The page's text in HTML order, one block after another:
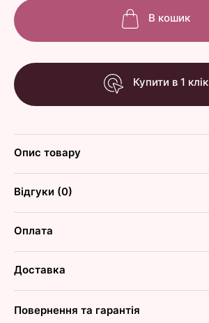
В кошик
Купити в 1 клік
Опис товару
Відгуки (0)
Оплата
Доставка
Повернення та гарантія